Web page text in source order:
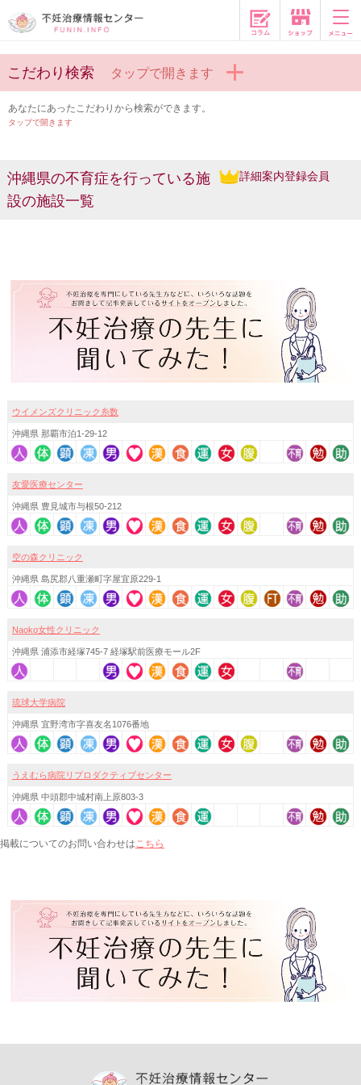
コラム
こだわり検索 タップで開きます
あなたにあったこだわりから検索ができます。
タップで開きます
沖縄県の不育症を行っている施
設の施設一覧
詳細案内登録会員
ウイメンズクリニック糸数
沖縄県 那覇市泊1-29-12
友愛医療センター
沖縄県 豊見城市与根50-212
空の森クリニック
沖縄県 島尻郡八重瀬町字屋宜原229-1
Naoko女性クリニック
沖縄県 浦添市経塚745-7 経塚駅前医療モール2F
琉球大学病院
沖縄県 宜野湾市字喜友名1076番地
うえむら病院リプロダクティブセンター
沖縄県 中頭郡中城村南上原803-3
掲載についてのお問い合わせは こちら